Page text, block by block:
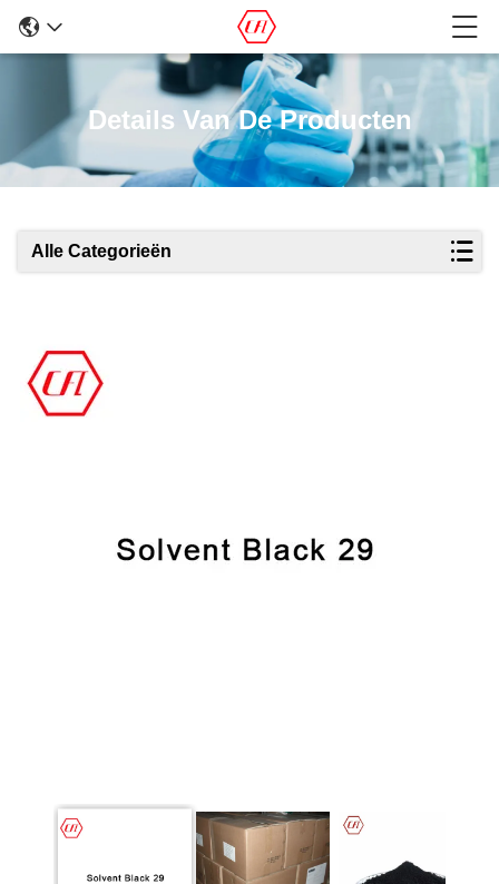
Details Van De Producten
Alle Categorieën